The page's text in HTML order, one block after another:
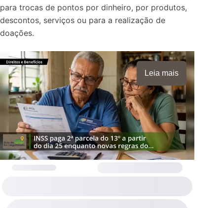
para trocas de pontos por dinheiro, por produtos,
descontos, serviços ou para a realização de
doações.
Leia mais